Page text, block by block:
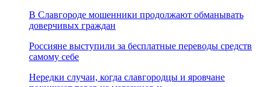
В Славгороде мошенники продолжают обманывать
доверчивых граждан
Россияне выступили за бесплатные переводы средств
самому себе
Нередки случаи, когда славгородцы и яровчане